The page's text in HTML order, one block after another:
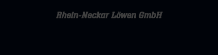
Rhein-Neckar Löwen GmbH